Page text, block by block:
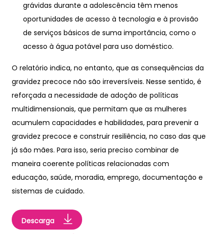
grávidas durante a adolescência têm menos
oportunidades de acesso à tecnologia e à provisão
de serviços básicos de suma importância, como o
acesso à água potável para uso doméstico.
O relatório indica, no entanto, que as consequências da
gravidez precoce não são irreversíveis. Nesse sentido, é
reforçada a necessidade de adoção de políticas
multidimensionais, que permitam que as mulheres
acumulem capacidades e habilidades, para prevenir a
gravidez precoce e construir resiliência, no caso das que
já são mães. Para isso, seria preciso combinar de
maneira coerente políticas relacionadas com
educação, saúde, moradia, emprego, documentação e
sistemas de cuidado.
Descarga